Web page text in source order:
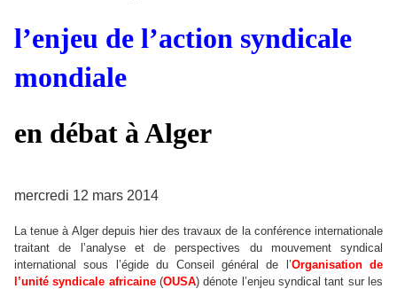
l’enjeu de l’action syndicale
mondiale
en débat à Alger
mercredi 12 mars 2014
La tenue à Alger depuis hier des travaux de la conférence internationale
traitant de l’analyse et de perspectives du mouvement syndical
international sous l’égide du Conseil général de l’Organisation de
l’unité syndicale africaine(OUSA) dénote l’enjeu syndical tant sur les